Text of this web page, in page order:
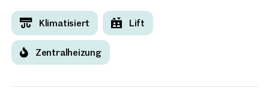
Klimatisiert Lift
Zentralheizung